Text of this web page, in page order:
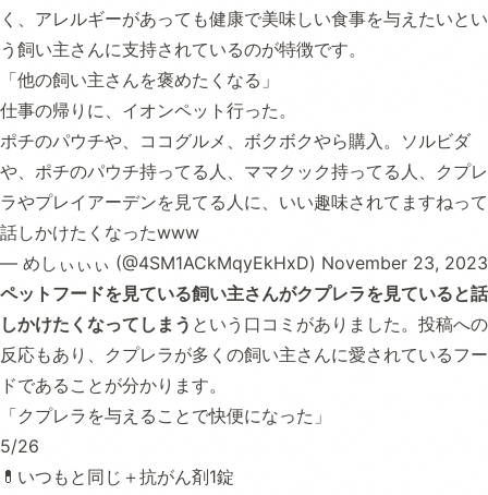
く、アレルギーがあっても健康で美味しい食事を与えたいとい
う飼い主さんに支持されているのが特徴です。
「他の飼い主さんを褒めたくなる」
仕事の帰りに、イオンペット行った。
ポチのパウチや、ココグルメ、ボクボクやら購入。ソルビダ
や、ポチのパウチ持ってる人、ママクック持ってる人、クプレ
ラやプレイアーデンを見てる人に、いい趣味されてますねって
話しかけたくなったwww
— めしぃぃぃ (@4SM1ACkMqyEkHxD) November 23, 2023
ペットフードを見ている飼い主さんがクプレラを見ていると話
しかけたくなってしまう という口コミがありました。投稿への
反応もあり、クプレラが多くの飼い主さんに愛されているフー
ドであることが分かります。
「クプレラを与えることで快便になった」
5/26
💊いつもと同じ＋抗がん剤1錠